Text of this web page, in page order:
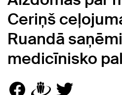
Ceriņš
Ruandā
medicīnisko